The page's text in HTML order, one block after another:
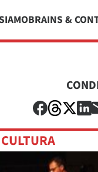
BRAINS &
CULTURA